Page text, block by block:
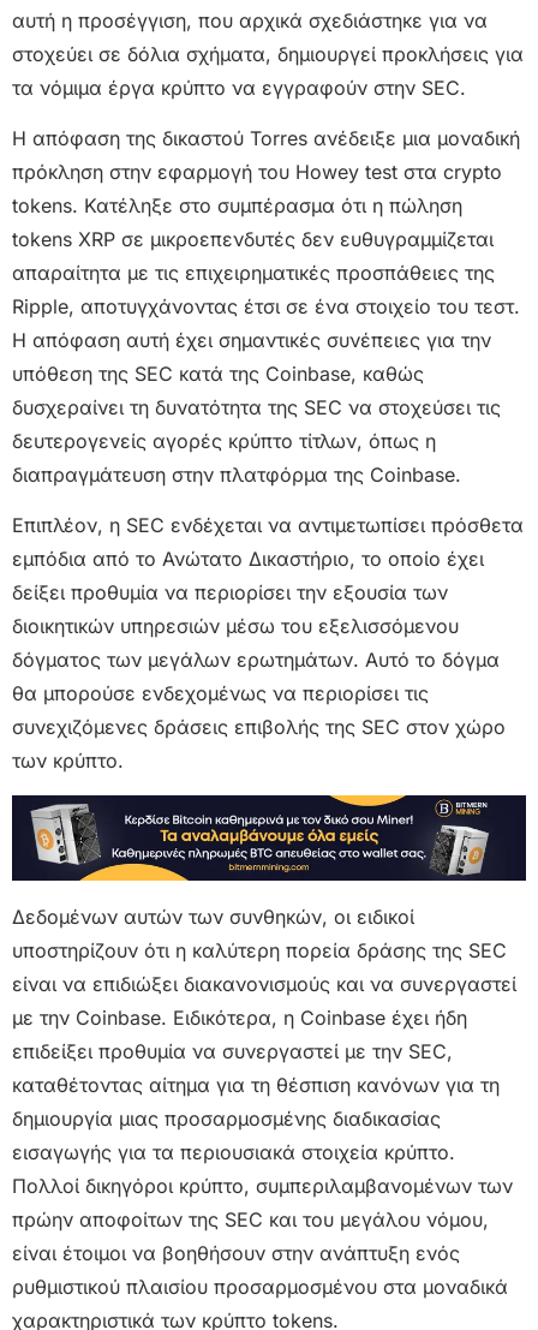
αυτή η προσέγγιση, που αρχικά σχεδιάστηκε για να
στοχεύει σε δόλια σχήματα, δημιουργεί προκλήσεις για
τα νόμιμα έργα κρύπτο να εγγραφούν στην SEC.
Η απόφαση της δικαστού Torres ανέδειξε μια μοναδική
πρόκληση στην εφαρμογή του Howey test στα crypto
tokens. Κατέληξε στο συμπέρασμα ότι η πώληση
tokens XRP σε μικροεπενδυτές δεν ευθυγραμμίζεται
απαραίτητα με τις επιχειρηματικές προσπάθειες της
Ripple, αποτυγχάνοντας έτσι σε ένα στοιχείο του τεστ.
Η απόφαση αυτή έχει σημαντικές συνέπειες για την
υπόθεση της SEC κατά της Coinbase, καθώς
δυσχεραίνει τη δυνατότητα της SEC να στοχεύσει τις
δευτερογενείς αγορές κρύπτο τίτλων, όπως η
διαπραγμάτευση στην πλατφόρμα της Coinbase.
Επιπλέον, η SEC ενδέχεται να αντιμετωπίσει πρόσθετα
εμπόδια από το Ανώτατο Δικαστήριο, το οποίο έχει
δείξει προθυμία να περιορίσει την εξουσία των
διοικητικών υπηρεσιών μέσω του εξελισσόμενου
δόγματος των μεγάλων ερωτημάτων. Αυτό το δόγμα
θα μπορούσε ενδεχομένως να περιορίσει τις
συνεχιζόμενες δράσεις επιβολής της SEC στον χώρο
των κρύπτο.
Δεδομένων αυτών των συνθηκών, οι ειδικοί
υποστηρίζουν ότι η καλύτερη πορεία δράσης της SEC
είναι να επιδιώξει διακανονισμούς και να συνεργαστεί
με την Coinbase. Ειδικότερα, η Coinbase έχει ήδη
επιδείξει προθυμία να συνεργαστεί με την SEC,
καταθέτοντας αίτημα για τη θέσπιση κανόνων για τη
δημιουργία μιας προσαρμοσμένης διαδικασίας
εισαγωγής για τα περιουσιακά στοιχεία κρύπτο.
Πολλοί δικηγόροι κρύπτο, συμπεριλαμβανομένων των
πρώην αποφοίτων της SEC και του μεγάλου νόμου,
είναι έτοιμοι να βοηθήσουν στην ανάπτυξη ενός
ρυθμιστικού πλαισίου προσαρμοσμένου στα μοναδικά
χαρακτηριστικά των κρύπτο tokens.